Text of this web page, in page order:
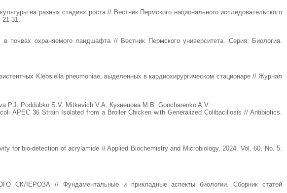
на разных стадиях роста // Вестник Пермского национального исследовательского
31.
почвах охраняемого ландшафта // Вестник Пермского университета. Серия: Биология.
Klebsiella pneumoniae, выделенных в кардиохирургическом стационаре // Журнал
P.J. Poddubko S.V. Mitkevich V.A. Кузнецова М.В. Goncharenko A.V.
APEC 36 Strain Isolated from a Broiler Chicken with Generalized Colibacillosis // Antibiotics.
for bio-detection of acrylamide // Applied Biochemistry and Microbiology. 2024. Vol. 60, No. 5.
// Фундаментальные и прикладные аспекты биологии. Сборник статей